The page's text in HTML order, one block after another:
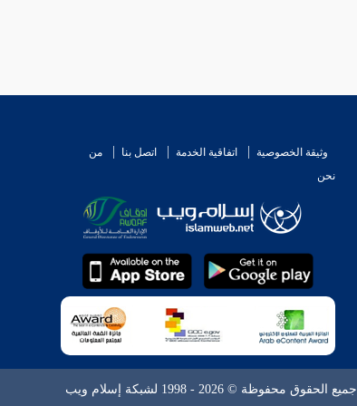
وثيقة الخصوصية اتفاقية الخدمة اتصل بنا
من
نحن
جميع الحقوق محفوظة © 2026 - 1998 لشبكة إسلام ويب